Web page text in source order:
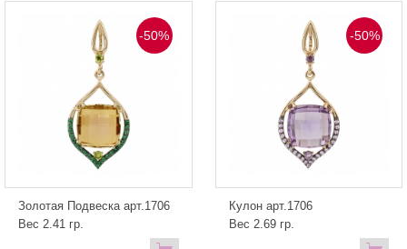
-50%
Золотая Подвеска арт.1706
Вес 2.41 гр.
-50%
Кулон арт.1706
Вес 2.69 гр.